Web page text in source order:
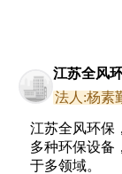
江苏全风
法人:杨素
江苏全风环保
多种环保设备
于多领域。